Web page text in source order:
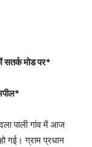
मोड पर*
पाली गांव में आज
गई। ग्राम प्रधान